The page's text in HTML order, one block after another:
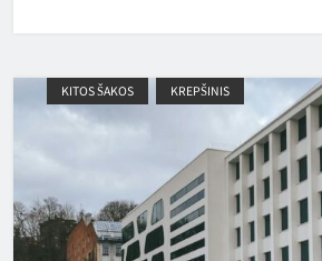
KITOS ŠAKOS KREPŠINIS